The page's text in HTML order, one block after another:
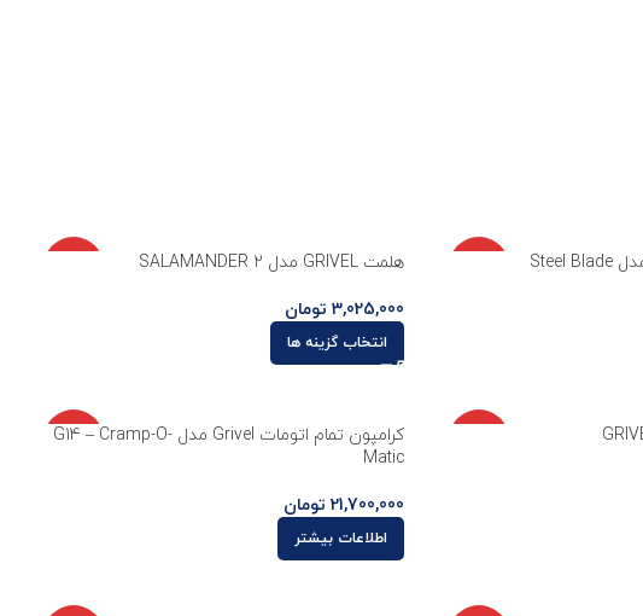
هلمت GRIVEL مدل SALAMANDER 2
3,025,000 تومان
انتخاب گزینه ها
ناموجو
کرامپون تمام اتومات Grivel مدل G14 – Cramp-O-
Matic
21,700,000 تومان
اطلاعات بیشتر